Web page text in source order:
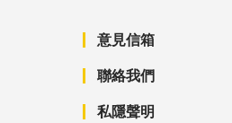
意見信箱
聯絡我們
私隱聲明